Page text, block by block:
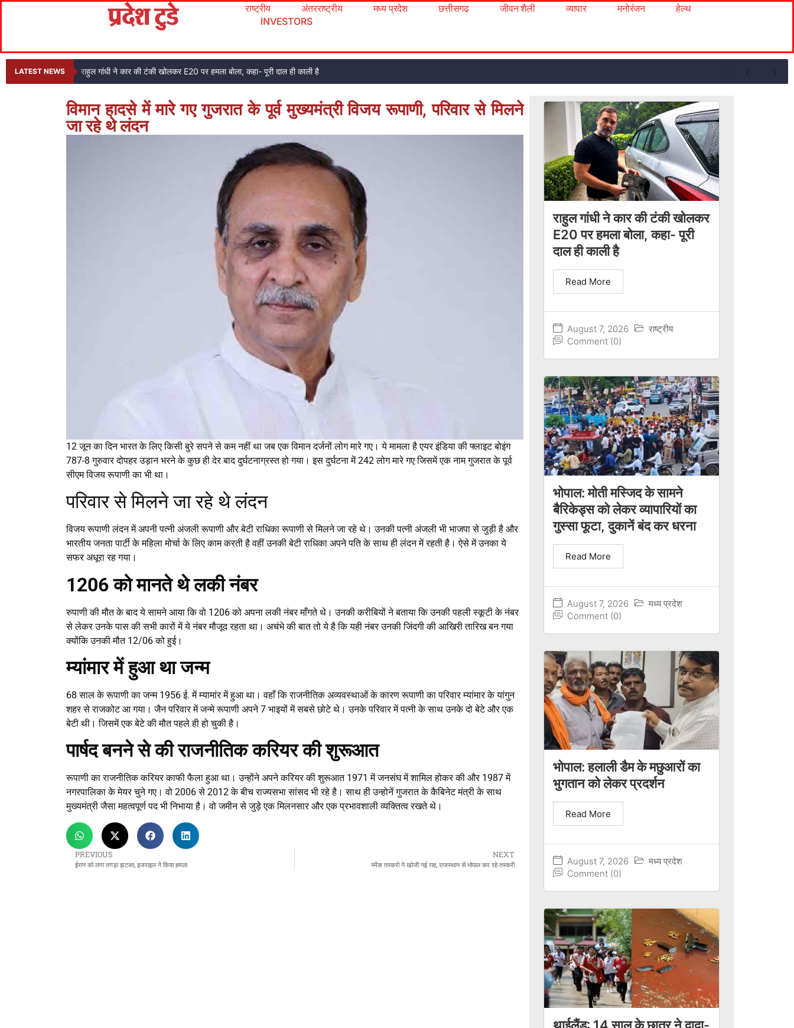
राष्ट्रीय अंतरराष्ट्रीय मध्य प्रदेश छत्तीसगढ जीवन शैली व्यापार मनोरंजन
हेल्थ
INVESTORS
LATEST NEWS राहुल गांधी ने कार की टंकी खोलकर E20 पर हमला बोला, कहा- पूरी दाल ही काली है
विमान हादसे में मारे गए गुजरात के पूर्व मुख्यमंत्री विजय रूपाणी, परिवार से मिलने
जा रहे थे लंदन
12 जून का दिन भारत के लिए किसी बुरे सपने से कम नहीं था जब एक विमान दर्जनों लोग मारे गए। ये मामला है एयर इंडिया की फ्लाइट बोइंग
787-8 गुरुवार दोपहर उड़ान भरने के कुछ ही देर बाद दुर्घटनाग्रस्त हो गया। इस दुर्घटना में 242 लोग मारे गए जिसमें एक नाम गुजरात के पूर्व
सीएम विजय रूपाणी का भी था।
परिवार से मिलने जा रहे थे लंदन
विजय रूपाणी लंदन में अपनी पत्नी अंजली रूपाणी और बेटी राधिका रूपाणी से मिलने जा रहे थे। उनकी पत्नी अंजली भी भाजपा से जुड़ी है और
भारतीय जनता पार्टी के महिला मोर्चा के लिए काम करती है वहीं उनकी बेटी राधिका अपने पति के साथ ही लंदन में रहती है। ऐसे में उनका ये
सफर अधूरा रह गया।
1206 को मानते थे लकी नंबर
रुपाणी की मौत के बाद ये सामने आया कि वो 1206 को अपना लकी नंबर माँगते थे। उनकी करीबियों ने बताया कि उनकी पहली स्कूटी के नंबर
से लेकर उनके पास की सभी कारों में ये नंबर मौजूद रहता था। अचंभे की बात तो ये है कि यही नंबर उनकी जिंदगी की आखिरी तारिख बन गया
क्योंकि उनकी मौत 12/06 को हुई।
म्यांमार में हुआ था जन्म
68 साल के रूपाणी का जन्म 1956 ई. में म्यामांर में हुआ था। वहाँ कि राजनीतिक अव्यवस्थाओं के कारण रूपाणी का परिवार म्यांमार के यांगुन
शहर से राजकोट आ गया। जैन परिवार में जन्मे रूपाणी अपने 7 भाइयों में सबसे छोटे थे। उनके परिवार में पत्नी के साथ उनके दो बेटे और एक
बेटी थी। जिसमें एक बेटे की मौत पहले ही हो चुकी है।
पार्षद बनने से की राजनीतिक करियर की शुरूआत
रूपाणी का राजनीतिक करियर काफी फैला हुआ था। उन्होंने अपने करियर की शुरूआत 1971 में जनसंघ में शामिल होकर की और 1987 में
नगरपालिका के मेयर चुने गए। वो 2006 से 2012 के बीच राज्यसभा सांसद भी रहे है। साथ ही उन्होनें गुजरात के कैबिनेट मंत्री के साथ
मुख्यमंत्री जैसा महत्वपूर्ण पद भी निभाया है। वो जमीन से जुड़े एक मिलनसार और एक प्रभावशाली व्यक्तित्व रखते थे।
PREVIOUS
ईरान को लगा तगड़ा झटका, इजराइल ने किया हमला
NEXT
स्मैक तस्करो ने खोजी नई राह, राजस्थान से भोपाल कर रहे तस्करी
राहुल गांधी ने कार की टंकी खोलकर
E20 पर हमला बोला, कहा- पूरी
दाल ही काली है
August 7, 2026
राष्ट्रीय
Comment (0)
Read More
भोपाल: मोती मस्जिद के सामने
बैरिकेड्स को लेकर व्यापारियों का
गुस्सा फूटा, दुकानें बंद कर धरना
August 7, 2026
मध्य प्रदेश
Comment (0)
Read More
भोपाल: हलाली डैम के मछुआरों का
भुगतान को लेकर प्रदर्शन
August 7, 2026
मध्य प्रदेश
Comment (0)
Read More